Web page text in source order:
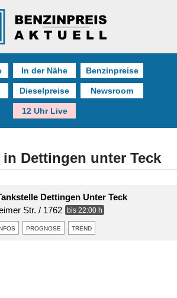
In der Nähe Benzinpreise
Dieselpreise Newsroom
12 Uhr Live
in Dettingen unter Teck
Dettingen Unter Teck
Str. / 1762
bis 22:00 h
prognose trend